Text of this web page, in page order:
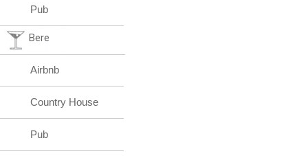
Pub
Bere
Airbnb
Country House
Pub